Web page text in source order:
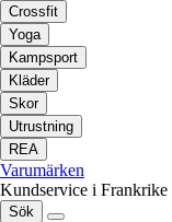
Crossfit
Yoga
Kampsport
Kläder
Skor
Utrustning
REA
Varumärken
Kundservice i Frankrike
Sök